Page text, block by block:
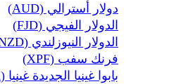
دولار أسترالي (AUD)
الدولار الفيجي (FJD)
الدولار النيوزلندي (NZD)
فرنك سفب (XPF)
بابوا غينيا الجديدة غينيا (PGK)